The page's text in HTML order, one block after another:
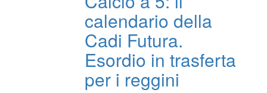
calendario della
Cadi Futura.
Esordio in trasferta
per i reggini